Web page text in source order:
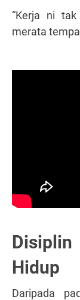
“Kerja ni
merata
Hidup
Daripada